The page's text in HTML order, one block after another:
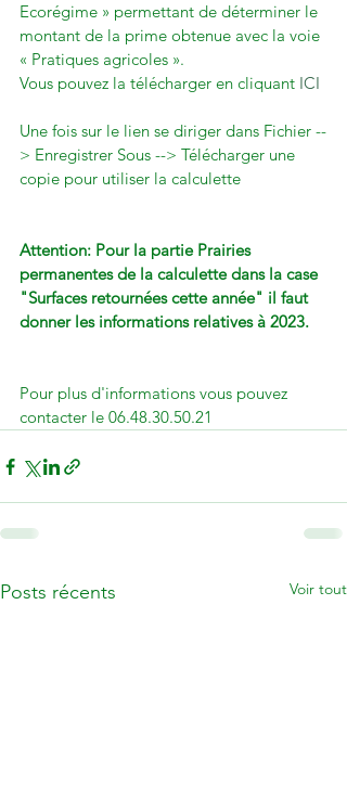
Ecorégime » permettant de déterminer le
montant de la prime obtenue avec la voie
« Pratiques agricoles ».
Vous pouvez la télécharger en cliquant ICI
Une fois sur le lien se diriger dans Fichier --
> Enregistrer Sous --> Télécharger une
copie pour utiliser la calculette
Attention: Pour la partie Prairies
permanentes de la calculette dans la case
"Surfaces retournées cette année" il faut
donner les informations relatives à 2023.
Pour plus d'informations vous pouvez
contacter le 06.48.30.50.21
Posts récents Voir tout